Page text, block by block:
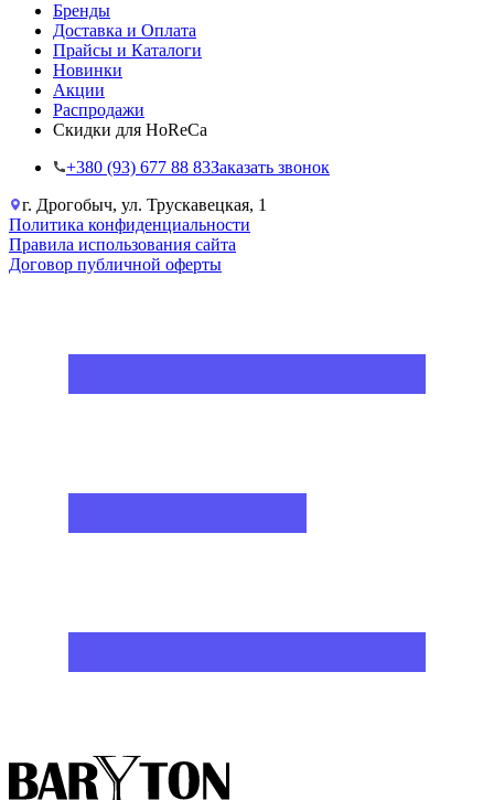
Бренды
Доставка и Оплата
Прайсы и Каталоги
Новинки
Акции
Распродажи
Скидки для HoReCa
+38‎0 (93) 677 88 83Заказать звонок
г. Дрогобыч, ул. Трускавецкая, 1
Политика конфиденциальности
Правила использования сайта
Договор публичной оферты